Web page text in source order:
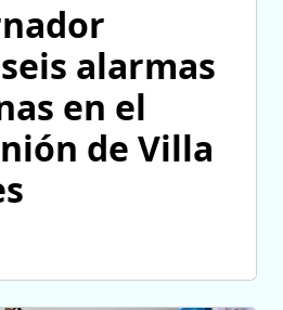
alarmas
en el
de Villa